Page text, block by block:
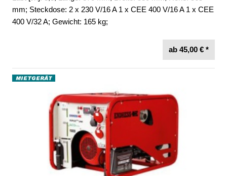
mm; Steckdose: 2 x 230 V/16 A 1 x CEE 400 V/16 A 1 x CEE
400 V/32 A; Gewicht: 165 kg;
ab 45,00 € *